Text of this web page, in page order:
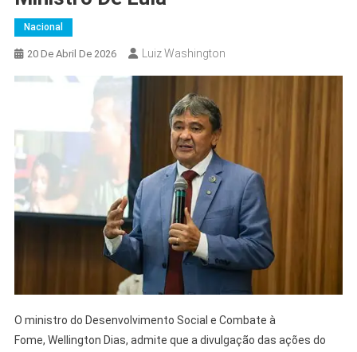
Nacional
20 De Abril De 2026 Luiz Washington
O ministro do Desenvolvimento Social e Combate à
Fome, Wellington Dias, admite que a divulgação das ações do